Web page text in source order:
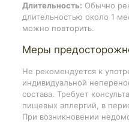
Длительность: Обычно
длительностью около 1
можно повторить.
Меры
Не рекомендуется к
индивидуальной
состава. Требует
пищевых аллергий, в
При возникновении